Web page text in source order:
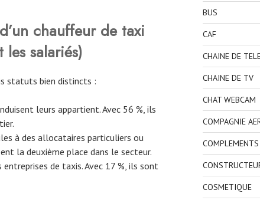
chauffeur de taxi
salariés)
statuts bien distincts :
leurs appartient. Avec 56 %, ils
à des allocataires particuliers ou
la deuxième place dans le secteur.
de taxis. Avec 17 %, ils sont
BUS
CAF
CHAINE DE
CHAINE DE TV
CHAT WEBCAM
COMPAGNIE
COSMETIQUE